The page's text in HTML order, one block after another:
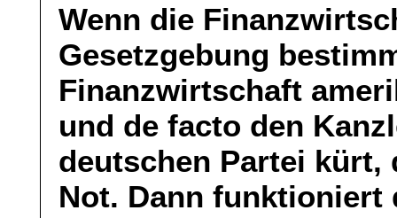
Wenn die
Gesetzgebung
Finanzwirtschaft
und de facto den
deutschen Partei kürt,
Not. Dann funktioniert